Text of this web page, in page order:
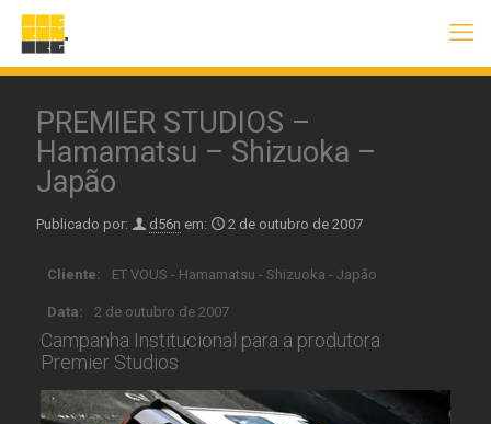
PREMIER STUDIOS –
Hamamatsu – Shizuoka –
Japão
Publicado por: d56n em: 2 de outubro de 2007
Cliente: ET VOUS - Hamamatsu - Shizuoka - Japão
Data: 2 de outubro de 2007
Campanha Institucional para a produtora
Premier Studios